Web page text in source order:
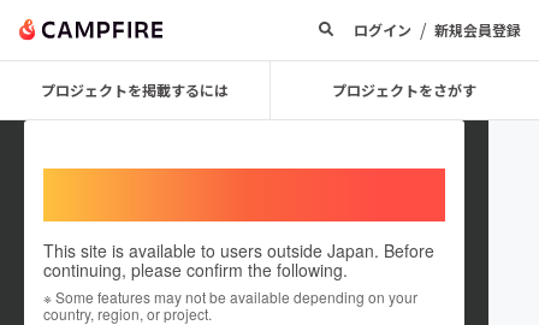
ログイン / 新規会員登録
プロジェクトを掲載するには プロジェクトをさがす
This site is available to users outside Japan. Before
continuing, please confirm the following.
※ Some features may not be available depending on your
country, region, or project.
foufoupuppies2